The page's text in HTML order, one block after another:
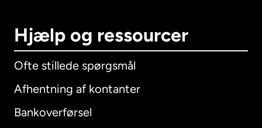
Hjælp og ressourcer
Ofte stillede spørgsmål
Afhentning af kontanter
Bankoverførsel